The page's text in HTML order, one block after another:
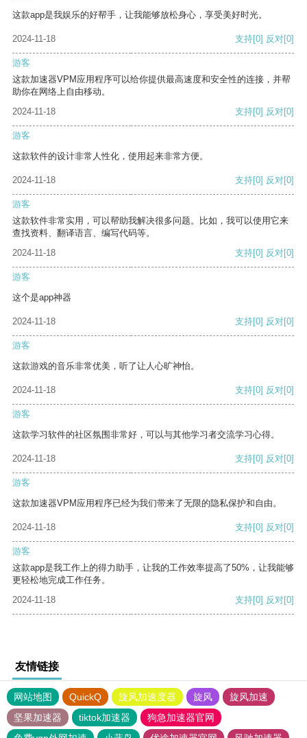
这款app是我娱乐的好帮手，让我能够放松身心，享受美好时光。
2024-11-18 支持[0] 反对[0]
游客
这款加速器VPM应用程序可以给你提供最高速度和安全性的连接，并帮
助你在网络上自由移动。
2024-11-18
支持[0] 反对[0]
游客
这款软件的设计非常人性化，使用起来非常方便。
2024-11-18 支持[0] 反对[0]
游客
这款软件非常实用，可以帮助我解决很多问题。比如，我可以使用它来
查找资料、翻译语言、编写代码等。
2024-11-18
支持[0] 反对[0]
游客
这个是app神器
2024-11-18 支持[0] 反对[0]
游客
这款游戏的音乐非常优美，听了让人心旷神怡。
2024-11-18 支持[0] 反对[0]
游客
这款学习软件的社区氛围非常好，可以与其他学习者交流学习心得。
2024-11-18 支持[0] 反对[0]
游客
这款加速器VPM应用程序已经为我们带来了无限的隐私保护和自由。
2024-11-18 支持[0] 反对[0]
游客
这款app是我工作上的得力助手，让我的工作效率提高了50%，让我能够
更轻松地完成工作任务。
2024-11-18
支持[0] 反对[0]
友情链接
网站地图 QuickQ 旋风加速度器 旋风
旋风加速
坚果加速器
tiktok加速器
狗急加速器官网